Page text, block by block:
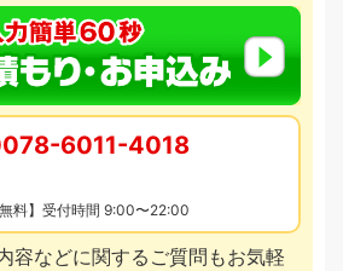
6011-4018
無料】受付時間 9:00〜22:00
容などに関するご質問もお気軽